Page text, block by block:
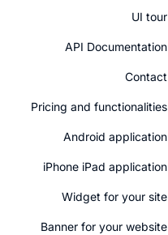
UI tour
API Documentation
Contact
Pricing and functionalities
Android application
iPhone iPad application
Widget for your site
Banner for your website